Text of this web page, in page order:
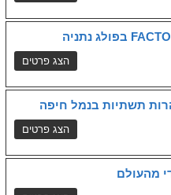
תשתיות בנמל חיפה
מהעולם